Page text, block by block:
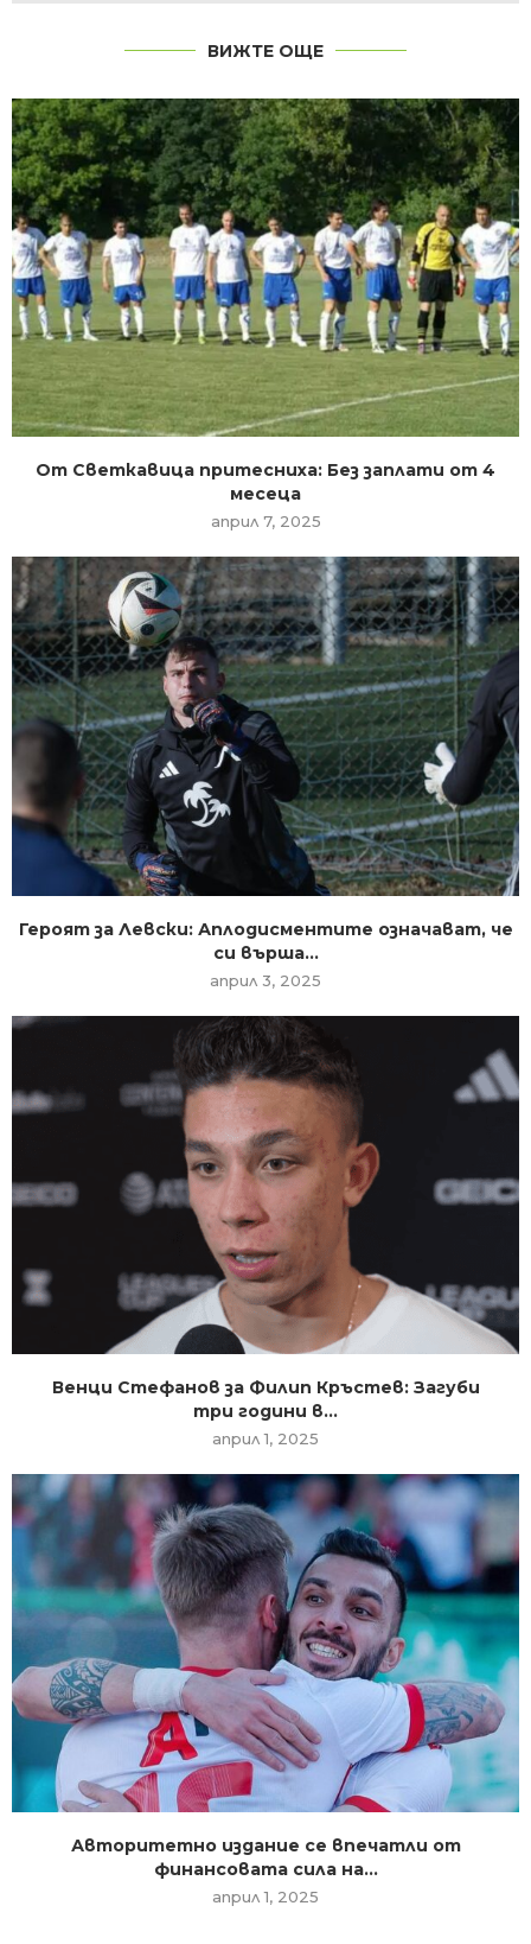
ВИЖТЕ ОЩЕ
От Светкавица притесниха: Без заплати от 4
месеца
април 7, 2025
Героят за Левски: Аплодисментите означават, че
си върша...
април 3, 2025
Венци Стефанов за Филип Кръстев: Загуби
три години в...
април 1, 2025
Авторитетно издание се впечатли от
финансовата сила на...
април 1, 2025